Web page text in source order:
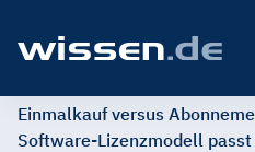
Einmalkauf versus
Software-Lizenzmodell